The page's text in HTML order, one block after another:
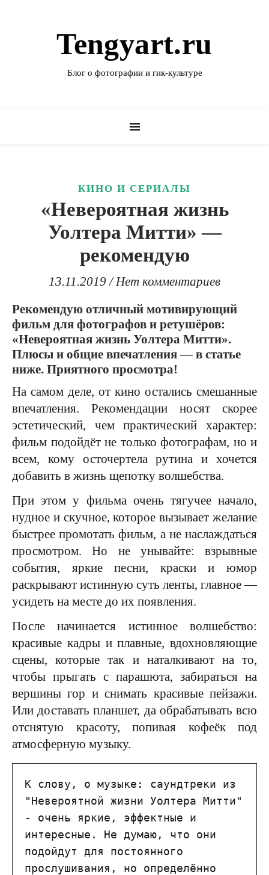
Tengyart.ru
Блог о фотографии и гик-культуре
КИНО И СЕРИАЛЫ
«Невероятная жизнь
Уолтера Митти» —
рекомендую
13.11.2019 / Нет комментариев
Рекомендую отличный мотивирующий
фильм для фотографов и ретушёров:
«Невероятная жизнь Уолтера Митти».
Плюсы и общие впечатления — в статье
ниже. Приятного просмотра!
На самом деле, от кино остались смешанные
впечатления. Рекомендации носят скорее
эстетический, чем практический характер:
фильм подойдёт не только фотографам, но и
всем, кому осточертела рутина и хочется
добавить в жизнь щепотку волшебства.
При этом у фильма очень тягучее начало,
нудное и скучное, которое вызывает желание
быстрее промотать фильм, а не наслаждаться
просмотром. Но не унывайте: взрывные
события, яркие песни, краски и юмор
раскрывают истинную суть ленты, главное —
усидеть на месте до их появления.
После начинается истинное волшебство:
красивые кадры и плавные, вдохновляющие
сцены, которые так и наталкивают на то,
чтобы прыгать с парашюта, забираться на
вершины гор и снимать красивые пейзажи.
Или доставать планшет, да обрабатывать всю
отснятую красоту, попивая кофеёк под
атмосферную музыку.
К слову, о музыке: саундтреки из
"Невероятной жизни Уолтера Митти"
- очень яркие, эффектные и
интересные. Не думаю, что они
подойдут для постоянного
прослушивания, но определённо